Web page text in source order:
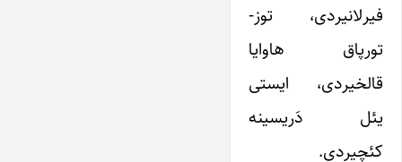
فیرلانیردی، توز-
تورپاق هاوایا
قالخیردی، ایستی
یئل دَریسینه
کئچیردی.